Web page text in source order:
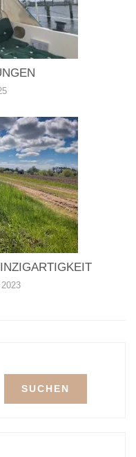
SUCHEN